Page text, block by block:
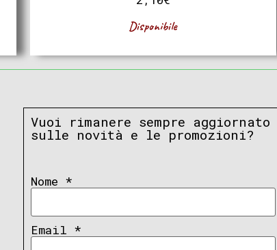
Disponibile
Vuoi rimanere sempre aggiornato
sulle novità e le promozioni?
Nome *
Email *